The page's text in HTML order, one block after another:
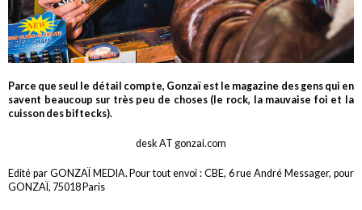
Parce que seul le détail compte, Gonzaï est le magazine des gens qui en
savent beaucoup sur très peu de choses (le rock, la mauvaise foi et la
cuisson des biftecks).
desk AT gonzai.com
Edité par GONZAÏ MEDIA. Pour tout envoi : CBE, 6 rue André Messager, pour
GONZAÏ, 75018 Paris